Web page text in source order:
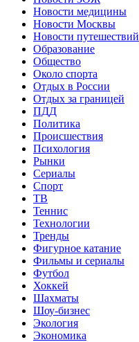
Новости медицины
Новости Москвы
Новости путешествий
Образование
Общество
Около спорта
Отдых в России
Отдых за границей
ПДД
Политика
Происшествия
Психология
Рынки
Сериалы
Спорт
ТВ
Теннис
Технологии
Тренды
Фигурное катание
Фильмы и сериалы
Футбол
Хоккей
Шахматы
Шоу-бизнес
Экология
Экономика